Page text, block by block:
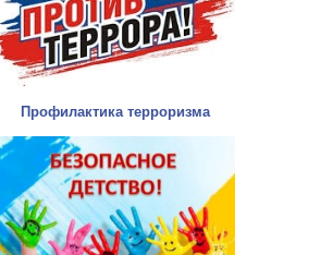
Профилактика терроризма